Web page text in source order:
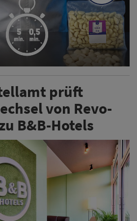
prüft
von Revo-
B&B-Hotels